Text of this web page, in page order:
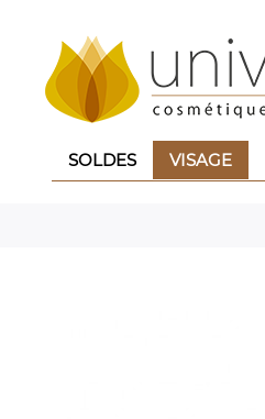
SOLDES VISAGE